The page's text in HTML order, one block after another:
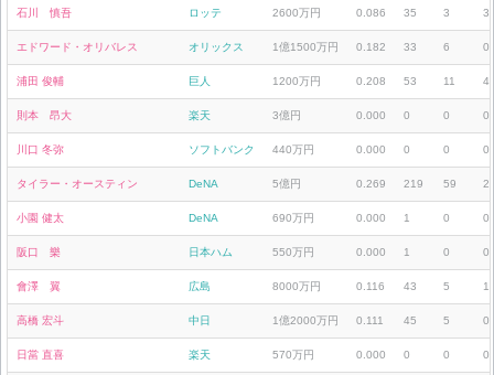
石川 慎吾 ロッテ 2600万円 0.086 35 3 3
エドワード・オリバレス オリックス 1億1500万円 0.182 33 6 0
浦田 俊輔 巨人 1200万円 0.208 53 11 4
則本 昂大 楽天 3億円 0.000 0 0 0
川口 冬弥 ソフトバンク 440万円 0.000 0 0 0
タイラー・オースティン DeNA 5億円 0.269 219 59
小園 健太 DeNA 690万円 0.000 1 0 0
阪口 樂 日本ハム 550万円 0.000 1 0 0
會澤 翼 広島 8000万円 0.116 43 5 1
高橋 宏斗 中日 1億2000万円 0.111 45 5 0
日當 直喜 楽天 570万円 0.000 0 0 0